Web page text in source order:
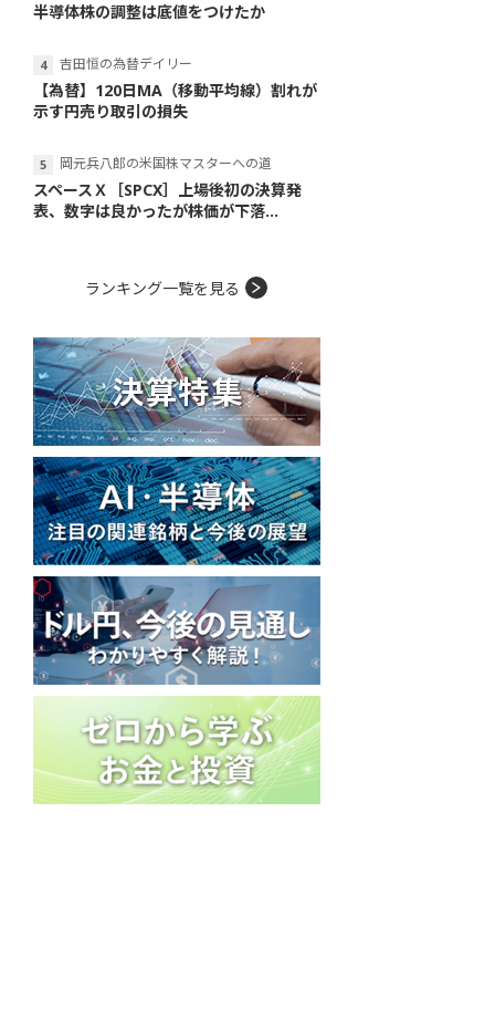
半導体株の調整は底値をつけたか
吉田恒の為替デイリー
【為替】120日MA（移動平均線）割れが
示す円売り取引の損失
岡元兵八郎の米国株マスターへの道
スペースＸ［SPCX］上場後初の決算発
表、数字は良かったが株価が下落...
ランキング一覧を見る